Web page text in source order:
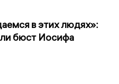
в этих людях»:
бюст Иосифа